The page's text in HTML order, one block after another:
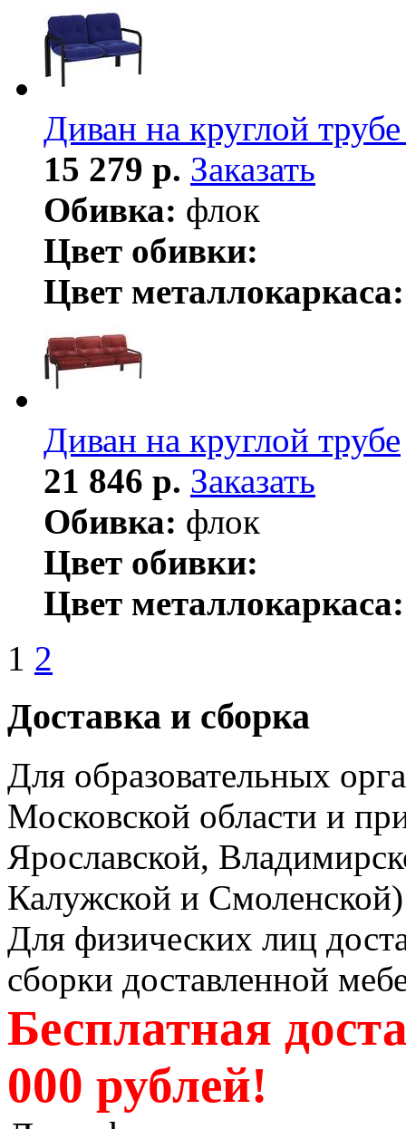
Диван на круглой
15 279 р. Заказать
Обивка: флок
Цвет обивки:
Цвет металлокаркаса:
Диван на круглой трубе
21 846 р. Заказать
Обивка: флок
Цвет обивки:
Цвет металлокаркаса:
1 2
Доставка и сборка
Для образовательных
Московской области и
Ярославской,
Калужской и Смоленской)
Для физических лиц
сборки доставленной
Бесплатная
000 рублей!